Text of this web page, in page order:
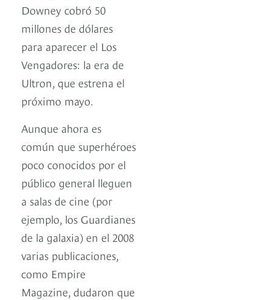
Downey cobró 50
millones de dólares
para aparecer el Los
Vengadores: la era de
Ultron, que estrena el
próximo mayo.
Aunque ahora es
común que superhéroes
poco conocidos por el
público general lleguen
a salas de cine (por
ejemplo, los Guardianes
de la galaxia) en el 2008
varias publicaciones,
como Empire
Magazine, dudaron que